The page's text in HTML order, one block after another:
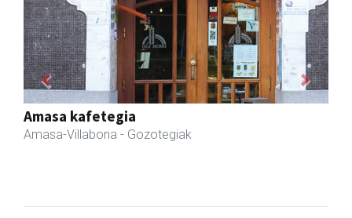
Arindu fisioterapia eta osteopatia
Amasa-Villabona - Fisioterapia
Previous Next